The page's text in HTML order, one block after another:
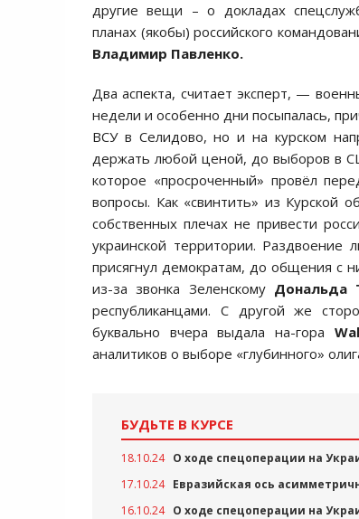
другие вещи – о докладах
планах (якобы) российского
Владимир Павленко.
Два аспекта, считает эксперт, —
недели и особенно дни посыпалась,
ВСУ в Селидово, но и на курском
держать любой ценой, до выборов в
которое «просроченный» провёл
вопросы. Как «свинтить» из Курской
собственных плечах не привести
украинской территории. Раздвоение
присягнул демократам, до общения с
из-за звонка Зеленскому Дональда
республиканцами. С другой же
буквально вчера выдала на-гора
аналитиков о выборе «глубинного»
БУДЬТЕ В КУРСЕ
18.10.24 О ходе спецоперации на
17.10.24 Евразийская ось
16.10.24 О ходе спецоперации на